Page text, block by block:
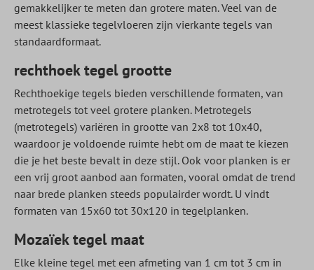
gemakkelijker te meten dan grotere maten. Veel van de
meest klassieke tegelvloeren zijn vierkante tegels van
standaardformaat.
rechthoek tegel grootte
Rechthoekige tegels bieden verschillende formaten, van
metrotegels tot veel grotere planken. Metrotegels
(metrotegels) variëren in grootte van 2x8 tot 10x40,
waardoor je voldoende ruimte hebt om de maat te kiezen
die je het beste bevalt in deze stijl. Ook voor planken is er
een vrij groot aanbod aan formaten, vooral omdat de trend
naar brede planken steeds populairder wordt. U vindt
formaten van 15x60 tot 30x120 in tegelplanken.
Mozaïek tegel maat
Elke kleine tegel met een afmeting van 1 cm tot 3 cm in